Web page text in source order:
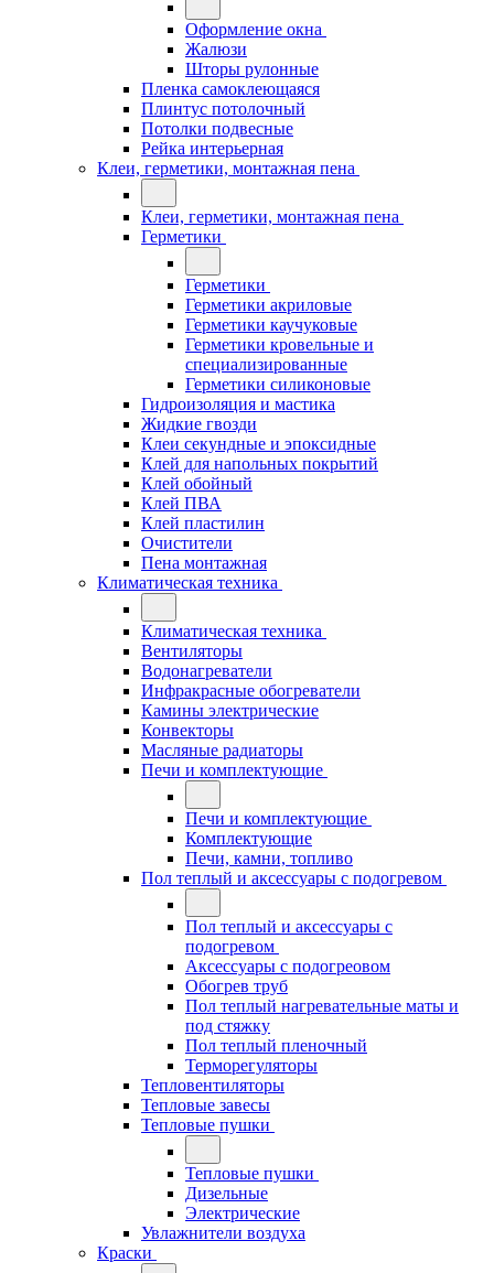
Оформление окна
Жалюзи
Шторы рулонные
Пленка самоклеющаяся
Плинтус потолочный
Потолки подвесные
Рейка интерьерная
Клеи, герметики, монтажная пена
Клеи, герметики, монтажная пена
Герметики
Герметики
Герметики акриловые
Герметики каучуковые
Герметики кровельные и
специализированные
Герметики силиконовые
Гидроизоляция и мастика
Жидкие гвозди
Клеи секундные и эпоксидные
Клей для напольных покрытий
Клей обойный
Клей ПВА
Клей пластилин
Очистители
Пена монтажная
Климатическая техника
Климатическая техника
Вентиляторы
Водонагреватели
Инфракрасные обогреватели
Камины электрические
Конвекторы
Масляные радиаторы
Печи и комплектующие
Печи и комплектующие
Комплектующие
Печи, камни, топливо
Пол теплый и аксессуары с подогревом
Пол теплый и аксессуары с
подогревом
Аксессуары с подогреовом
Обогрев труб
Пол теплый нагревательные маты и
под стяжку
Пол теплый пленочный
Терморегуляторы
Тепловентиляторы
Тепловые завесы
Тепловые пушки
Тепловые пушки
Дизельные
Электрические
Увлажнители воздуха
Краски